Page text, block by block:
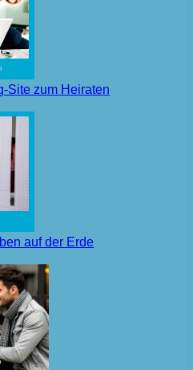
Site zum Heiraten
auf der Erde